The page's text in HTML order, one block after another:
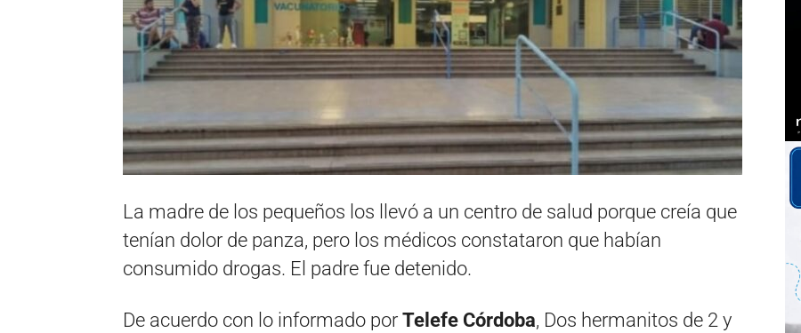
La madre de los pequeños los llevó a un centro de salud porque creía que
tenían dolor de panza, pero los médicos constataron que habían
consumido drogas. El padre fue detenido.
De acuerdo con lo informado por Telefe Córdoba, Dos hermanitos de 2 y